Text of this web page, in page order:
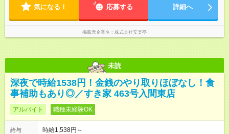
気になる！ 応募する 詳細へ
掲載元企業名 株式会社安楽亭
未読
深夜で時給1538円！金銭のやり取りほぼなし！食
事補助もあり◎／すき家 463号入間東店
アルバイト 職種未経験OK
給与
時給1,538円～